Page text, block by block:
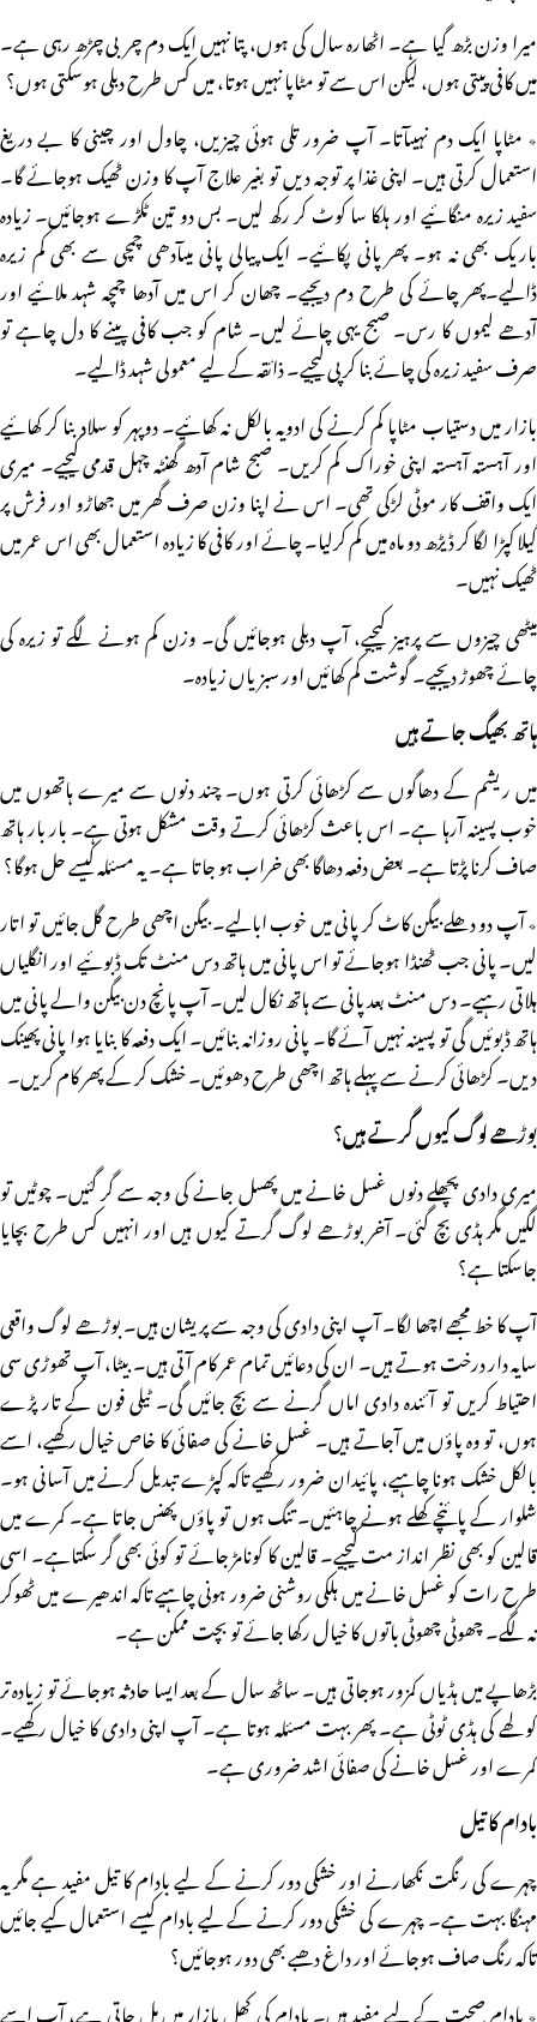
میرا وزن بڑھ گیا ہے۔ اٹھارہ سال کی ہوں، پتا نہیں ایک دم چربی چڑھ رہی ہے۔
میں کافی پیتی ہوں، لیکن اس سے تو مٹاپا نہیں ہوتا، میں کس طرح دبلی ہوسکتی ہوں؟
٭ مٹاپا ایک دم نہیںآتا۔ آپ ضرور تلی ہوئی چیزیں، چاول اور چینی کا بے دریغ
استعمال کرتی ہیں۔ اپنی غذا پر توجہ دیں تو بغیر علاج آپ کا وزن ٹھیک ہوجائے گا۔
سفید زیرہ منگائیے اور ہلکا سا کوٹ کر رکھ لیں۔ بس دو تین ٹکڑے ہوجائیں۔ زیادہ
باریک بھی نہ ہو۔ پھر پانی پکائیے۔ ایک پیالی پانی میںآدھی چمچی سے بھی کم زیرہ
ڈالیے۔پھر چائے کی طرح دم دیجیے۔ چھان کر اس میں آدھا چمچہ شہد ملائیے اور
آدھے لیموں کا رس۔ صبح یہی چائے لیں۔ شام کو جب کافی پینے کا دل چاہے تو
صرف سفید زیرہ کی چائے بنا کر پی لیجیے۔ ذائقہ کے لیے معمولی شہد ڈالیے۔
بازار میں دستیاب مٹاپا کم کرنے کی ادویہ بالکل نہ کھائیے۔ دوپہر کو سلاد بنا کر کھائیے
اور آہستہ آہستہ اپنی خوراک کم کریں۔ صبح شام آدھ گھنٹہ چہل قدمی کیجیے۔ میری
ایک واقف کار موٹی لڑکی تھی۔ اس نے اپنا وزن صرف گھر میں جھاڑو اور فرش پر
گیلا کپڑا لگا کر ڈیڑھ دو ماہ میں کم کرلیا۔ چائے اور کافی کا زیادہ استعمال بھی اس عمر میں
ٹھیک نہیں۔
میٹھی چیزوں سے پرہیز کیجیے، آپ دبلی ہوجائیں گی۔ وزن کم ہونے لگے تو زیرہ کی
چائے چھوڑ دیجیے۔ گوشت کم کھائیں اور سبزیاں زیادہ۔
ہاتھ بھیگ جاتے ہیں
میں ریشم کے دھاگوں سے کڑھائی کرتی ہوں۔ چند دنوں سے میرے ہاتھوں میں
خوب پسینہ آرہا ہے۔ اس باعث کڑھائی کرتے وقت مشکل ہوتی ہے۔ بار بار ہاتھ
صاف کرنا پڑتا ہے۔ بعض دفعہ دھاگا بھی خراب ہو جاتا ہے۔ یہ مسئلہ کیسے حل ہوگا؟
٭ آپ دو دھلے بیگن کاٹ کر پانی میں خوب ابالیے۔ بیگن اچھی طرح گل جائیں تو اتار
لیں۔ پانی جب ٹھنڈا ہوجائے تو اس پانی میں ہاتھ دس منٹ تک ڈبوئیے اور انگلیاں
ہلاتی رہیے۔ دس منٹ بعد پانی سے ہاتھ نکال لیں۔ آپ پانچ دن بیگن والے پانی میں
ہاتھ ڈبوئیں گی تو پسینہ نہیں آئے گا۔ پانی روزانہ بنائیں۔ ایک دفعہ کا بنایا ہوا پانی پھینک
دیں۔ کڑھائی کرنے سے پہلے ہاتھ اچھی طرح دھوئیں۔ خشک کر کے پھر کام کریں۔
بوڑھے لوگ کیوں گرتے ہیں؟
میری دادی پچھلے دنوں غسل خانے میں پھسل جانے کی وجہ سے گر گئیں۔ چوٹیں تو
لگیں مگر ہڈی بچ گئی۔ آخر بوڑھے لوگ گرتے کیوں ہیں اور انہیں کس طرح بچایا
جاسکتا ہے؟
آپ کا خط مجھے اچھا لگا۔ آپ اپنی دادی کی وجہ سے پریشان ہیں۔ بوڑھے لوگ واقعی
سایہ دار درخت ہوتے ہیں۔ ان کی دعائیں تمام عمر کام آتی ہیں۔ بیٹا، آپ تھوڑی سی
احتیاط کریں تو آئندہ دادی اماں گرنے سے بچ جائیں گی۔ ٹیلی فون کے تار پڑے
ہوں، تو وہ پاؤں میں آجاتے ہیں۔ غسل خانے کی صفائی کا خاص خیال رکھیے، اسے
بالکل خشک ہونا چاہیے، پائیدان ضرور رکھیے تاکہ کپڑے تبدیل کرنے میں آسانی ہو۔
شلوار کے پائنچے کھلے ہونے چاہئیں۔ تنگ ہوں تو پاؤں پھنس جاتا ہے۔ کمرے میں
قالین کو بھی نظر انداز مت کیجیے۔ قالین کا کونامڑ جائے تو کوئی بھی گر سکتاہے۔ اسی
طرح رات کو غسل خانے میں ہلکی روشنی ضرور ہونی چاہیے تاکہ اندھیرے میں ٹھوکر
نہ لگے۔ چھوٹی چھوٹی باتوں کا خیال رکھا جائے تو بچت ممکن ہے۔
بڑھاپے میں ہڈیاں کمزور ہوجاتی ہیں۔ ساٹھ سال کے بعد ایسا حادثہ ہوجائے تو زیادہ تر
کولھے کی ہڈی ٹوٹی ہے۔ پھر بہت مسئلہ ہوتا ہے۔ آپ اپنی دادی کا خیال رکھیے۔
کمرے اور غسل خانے کی صفائی اشد ضروری ہے۔
بادام کا تیل
چہرے کی رنگت نکھارنے اور خشکی دور کرنے کے لیے بادام کا تیل مفید ہے مگر یہ
مہنگا بہت ہے۔ چہرے کی خشکی دور کرنے کے لیے بادام کیسے استعمال کیے جائیں
تاکہ رنگ صاف ہوجائے اور داغ دھبے بھی دور ہوجائیں؟
٭ بادام صحت کے لیے مفید ہیں۔ بادام کی کھل بازار میں مل جاتی ہے، آپ اسے